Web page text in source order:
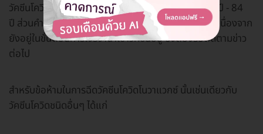
วัคซีนโควิดโนวาแวกซ์สามารถฉีดได้ในผู้มีอายุตั้งแต่ 18 ปี - 84
ปี ส่วนคำแนะนำในประเทศไทยยังไม่มีการชี้แจงเพิ่มเติม เนื่องจาก
ยังอยู่ในขั้นตอนการเจรจานำเข้าวัคซีนอยู่ ซึ่งต้องรอติดตามข่าว
ต่อไป
สำหรับข้อห้ามในการฉีดวัคซีนโควิดโนวาแวกซ์ นั้นเช่นเดียวกับ
วัคซีนโควิดชนิดอื่นๆ ได้แก่